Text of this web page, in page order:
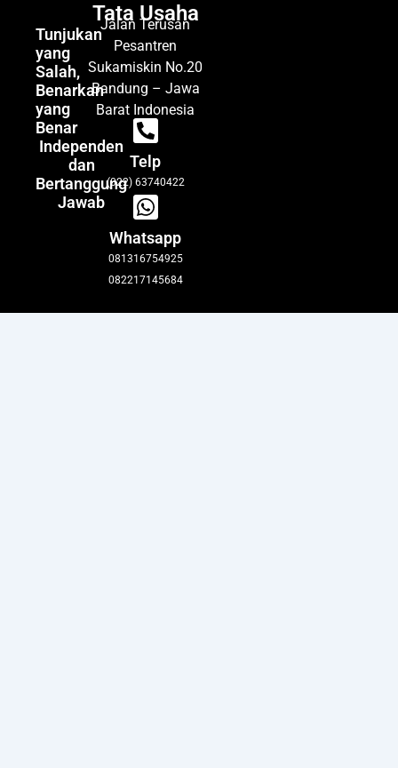
Tunjukan
yang
Salah,
Benarkan
yang
Benar
Independen
dan
Bertanggung
Jawab
Tata Usaha
Jalan Terusan
Pesantren
Sukamiskin No.20
Bandung – Jawa
Barat Indonesia
Telp
(022) 63740422
Whatsapp
081316754925
082217145684